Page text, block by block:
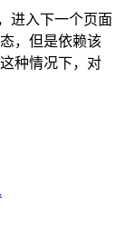
进入下一个页面
，但是依赖该
种情况下，对